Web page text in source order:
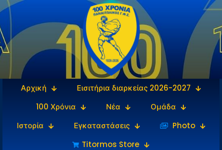
Αρχική
Εισιτήρια διαρκείας 2026-2027
100 Χρόνια
Νέα
Ομάδα
Ιστορία
Εγκαταστάσεις
‎‏‏‎ ‎Photo
Titormos Store